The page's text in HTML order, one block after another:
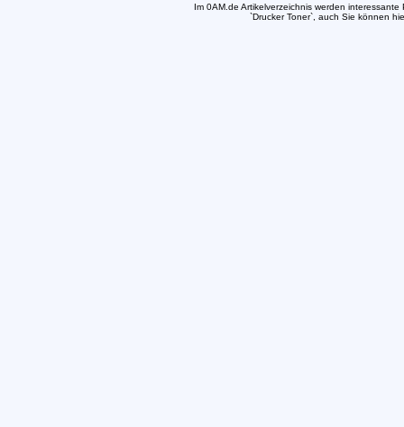
Im 0AM.de Artikelverzeichnis werden
`Drucker Toner`, auch Sie können